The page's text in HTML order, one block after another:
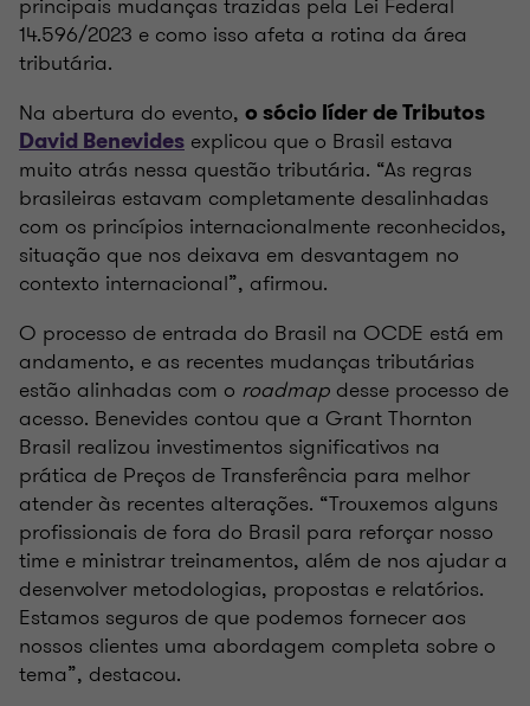
14.596/2023 e como isso afeta a rotina da área
tributária.
Na abertura do evento, o sócio líder de Tributos
David Benevides explicou que o Brasil estava
muito atrás nessa questão tributária. “As regras
brasileiras estavam completamente desalinhadas
com os princípios internacionalmente reconhecidos,
situação que nos deixava em desvantagem no
contexto internacional”, afirmou.
O processo de entrada do Brasil na OCDE está em
andamento, e as recentes mudanças tributárias
estão alinhadas com o roadmap desse processo de
acesso. Benevides contou que a Grant Thornton
Brasil realizou investimentos significativos na
prática de Preços de Transferência para melhor
atender às recentes alterações. “Trouxemos alguns
profissionais de fora do Brasil para reforçar nosso
time e ministrar treinamentos, além de nos ajudar a
desenvolver metodologias, propostas e relatórios.
Estamos seguros de que podemos fornecer aos
nossos clientes uma abordagem completa sobre o
tema”, destacou.